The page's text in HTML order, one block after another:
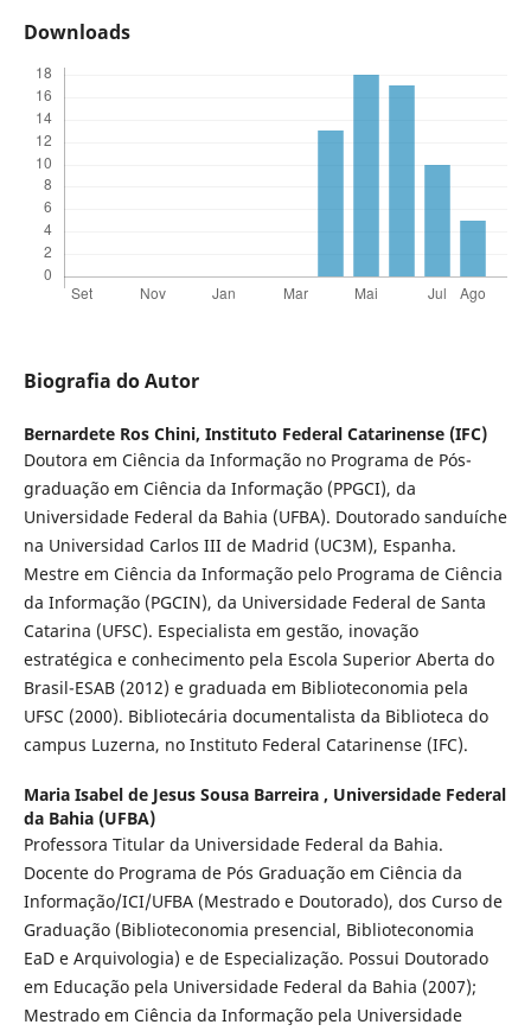
Downloads
Biografia do Autor
Bernardete Ros Chini, Instituto Federal Catarinense (IFC)
Doutora em Ciência da Informação no Programa de Pós-
graduação em Ciência da Informação (PPGCI), da
Universidade Federal da Bahia (UFBA). Doutorado sanduíche
na Universidad Carlos III de Madrid (UC3M), Espanha.
Mestre em Ciência da Informação pelo Programa de Ciência
da Informação (PGCIN), da Universidade Federal de Santa
Catarina (UFSC). Especialista em gestão, inovação
estratégica e conhecimento pela Escola Superior Aberta do
Brasil-ESAB (2012) e graduada em Biblioteconomia pela
UFSC (2000). Bibliotecária documentalista da Biblioteca do
campus Luzerna, no Instituto Federal Catarinense (IFC).
Maria Isabel de Jesus Sousa Barreira , Universidade Federal
da Bahia (UFBA)
Professora Titular da Universidade Federal da Bahia.
Docente do Programa de Pós Graduação em Ciência da
Informação/ICI/UFBA (Mestrado e Doutorado), dos Curso de
Graduação (Biblioteconomia presencial, Biblioteconomia
EaD e Arquivologia) e de Especialização. Possui Doutorado
em Educação pela Universidade Federal da Bahia (2007);
Mestrado em Ciência da Informação pela Universidade